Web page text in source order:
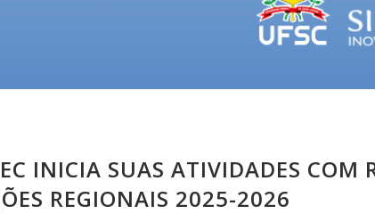
INICIA SUAS ATIVIDADES COM
REGIONAIS 2025-2026